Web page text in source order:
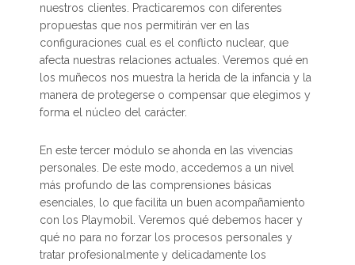
nuestros clientes. Practicaremos con diferentes
propuestas que nos permitirán ver en las
configuraciones cual es el conflicto nuclear, que
afecta nuestras relaciones actuales. Veremos qué en
los muñecos nos muestra la herida de la infancia y la
manera de protegerse o compensar que elegimos y
forma el núcleo del carácter.
En este tercer módulo se ahonda en las vivencias
personales. De este modo, accedemos a un nivel
más profundo de las comprensiones básicas
esenciales, lo que facilita un buen acompañamiento
con los Playmobil. Veremos qué debemos hacer y
qué no para no forzar los procesos personales y
tratar profesionalmente y delicadamente los